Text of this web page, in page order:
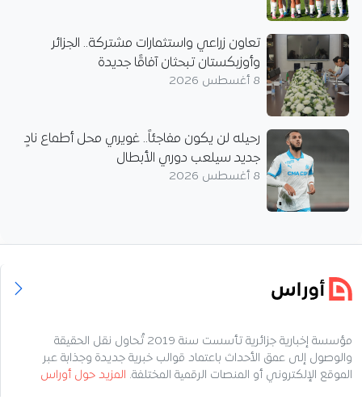
تعاون زراعي واستثمارات مشتركة.. الجزائر
وأوزبكستان تبحثان آفاقًا جديدة
8 أغسطس 2026
رحيله لن يكون مفاجئاً.. غويري محل أطماع نادٍ
جديد سيلعب دوري الأبطال
8 أغسطس 2026
مؤسسة إخبارية جزائرية تأسست سنة 2019 تُحاول نقل الحقيقة
والوصول إلى عمق الأحداث باعتماد قوالب خبرية جديدة وجذابة عبر
الموقع الإلكتروني أو المنصات الرقمية المختلفة. المزيد حول أوراس